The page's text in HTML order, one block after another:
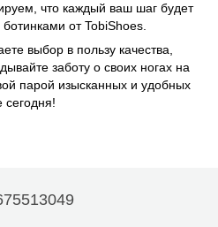
что каждый ваш шаг будет
от TobiShoes.
выбор в пользу качества,
заботу о своих ногах на
парой изысканных и удобных
сегодня!